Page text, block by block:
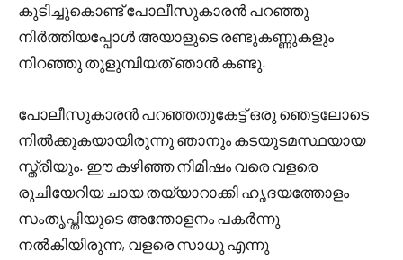
കുടിച്ചുകൊണ്ട് പോലീസുകാരൻ പറഞ്ഞു
നിർത്തിയപ്പോൾ അയാളുടെ രണ്ടുകണ്ണുകളും
നിറഞ്ഞു തുളുമ്പിയത് ഞാൻ കണ്ടു.
പോലീസുകാരൻ പറഞ്ഞതുകേട്ട് ഒരു ഞെട്ടലോടെ
നിൽക്കുകയായിരുന്നു ഞാനും കടയുടമസ്ഥയായ
സ്ത്രീയും. ഈ കഴിഞ്ഞ നിമിഷം വരെ വളരെ
രുചിയേറിയ ചായ തയ്യാറാക്കി ഹൃദയത്തോളം
സംതൃപ്തിയുടെ അന്തോളനം പകർന്നു
നൽകിയിരുന്ന, വളരെ സാധു എന്നു